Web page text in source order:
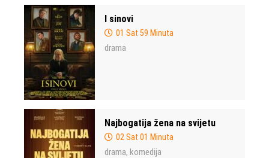
I sinovi
01 Sat 59 Minuta
drama
Najbogatija žena na svijetu
02 Sat 01 Minuta
drama, komedija